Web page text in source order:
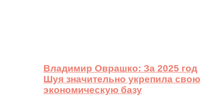
Владимир Оврашко: За 2025 год
Шуя значительно укрепила свою
экономическую базу